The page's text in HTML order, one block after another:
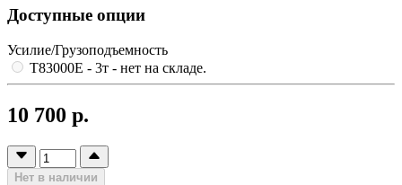
Доступные опции
Усилие/Грузоподъемность
T83000E - 3т - нет на складе.
10 700 р.
Нет в наличии